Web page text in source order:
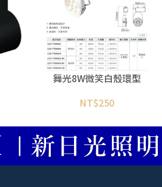
舞光8W微笑白殼環型
NT$250